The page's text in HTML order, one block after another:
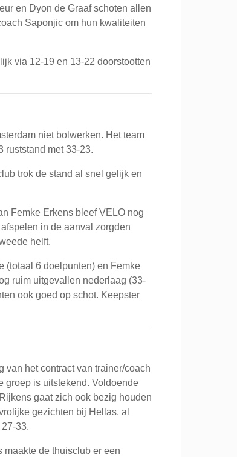
en Dyon de Graaf schoten allen
Saponjic om hun kwaliteiten
via 12-19 en 13-22 doorstootten
niet bolwerken. Het team
ruststand met 33-23.
trok de stand al snel gelijk en
Femke Erkens bleef VELO nog
in de aanval zorgden
helft.
(totaal 6 doelpunten) en Femke
ruim uitgevallen nederlaag (33-
ook goed op schot. Keepster
van het contract van trainer/coach
groep is uitstekend. Voldoende
gaat zich ook bezig houden
gezichten bij Hellas, al
33.
de thuisclub er een